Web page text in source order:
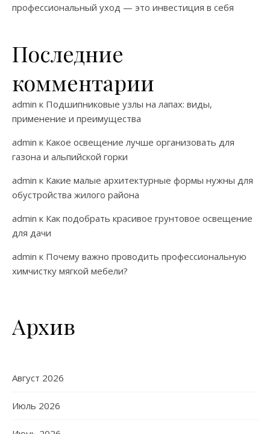
профессиональный уход — это инвестиция в себя
Последние
комментарии
admin к Подшипниковые узлы на лапах: виды,
применение и преимущества
admin к Какое освещение лучше организовать для
газона и альпийской горки
admin к Какие малые архитектурные формы нужны для
обустройства жилого района
admin к Как подобрать красивое грунтовое освещение
для дачи
admin к Почему важно проводить профессиональную
химчистку мягкой мебели?
Архив
Август 2026
Июль 2026